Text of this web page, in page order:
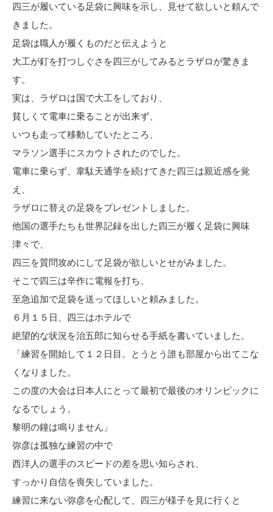
四三が履いている足袋に興味を示し、見せて欲しいと頼んで
きました。
足袋は職人が履くものだと伝えようと
大工が釘を打つしぐさを四三がしてみるとラザロが驚きま
す。
実は、ラザロは国で大工をしており、
貧しくて電車に乗ることが出来ず、
いつも走って移動していたところ、
マラソン選手にスカウトされたのでした。
電車に乗らず、韋駄天通学を続けてきた四三は親近感を覚
え、
ラザロに替えの足袋をプレゼントしました。
他国の選手たちも世界記録を出した四三が履く足袋に興味
津々で、
四三を質問攻めにして足袋が欲しいとせがみました。
そこで四三は辛作に電報を打ち、
至急追加で足袋を送ってほしいと頼みました。
６月１５日、四三はホテルで
絶望的な状況を治五郎に知らせる手紙を書いていました。
「練習を開始して１２日目。とうとう誰も部屋から出てこな
くなりました。
この度の大会は日本人にとって最初で最後のオリンピックに
なるでしょう。
黎明の鐘は鳴りません」
弥彦は孤独な練習の中で
西洋人の選手のスピードの差を思い知らされ、
すっかり自信を喪失していました。
練習に来ない弥彦を心配して、四三が様子を見に行くと